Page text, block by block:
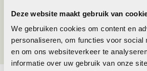
Deze website maakt gebruik van
We gebruiken cookies om content en
personaliseren, om functies voor social
en om ons websiteverkeer te
informatie over uw gebruik van onze
Kleur